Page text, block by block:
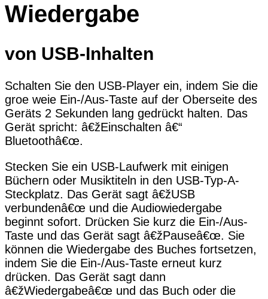
Wiedergabe
von USB-Inhalten
Schalten Sie den USB-Player ein, indem Sie die
groe weie Ein-/Aus-Taste auf der Oberseite des
Geräts 2 Sekunden lang gedrückt halten. Das
Gerät spricht: â€žEinschalten â€“
Bluetoothâ€œ.
Stecken Sie ein USB-Laufwerk mit einigen
Büchern oder Musiktiteln in den USB-Typ-A-
Steckplatz. Das Gerät sagt â€žUSB
verbundenâ€œ und die Audiowiedergabe
beginnt sofort. Drücken Sie kurz die Ein-/Aus-
Taste und das Gerät sagt â€žPauseâ€œ. Sie
können die Wiedergabe des Buches fortsetzen,
indem Sie die Ein-/Aus-Taste erneut kurz
drücken. Das Gerät sagt dann
â€žWiedergabeâ€œ und das Buch oder die